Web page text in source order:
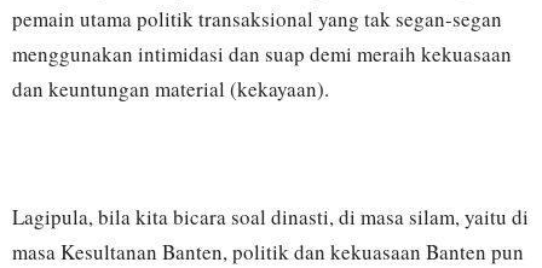
pemain utama politik transaksional yang tak segan-segan
menggunakan intimidasi dan suap demi meraih kekuasaan
dan keuntungan material (kekayaan).
Lagipula, bila kita bicara soal dinasti, di masa silam, yaitu di
masa Kesultanan Banten, politik dan kekuasaan Banten pun